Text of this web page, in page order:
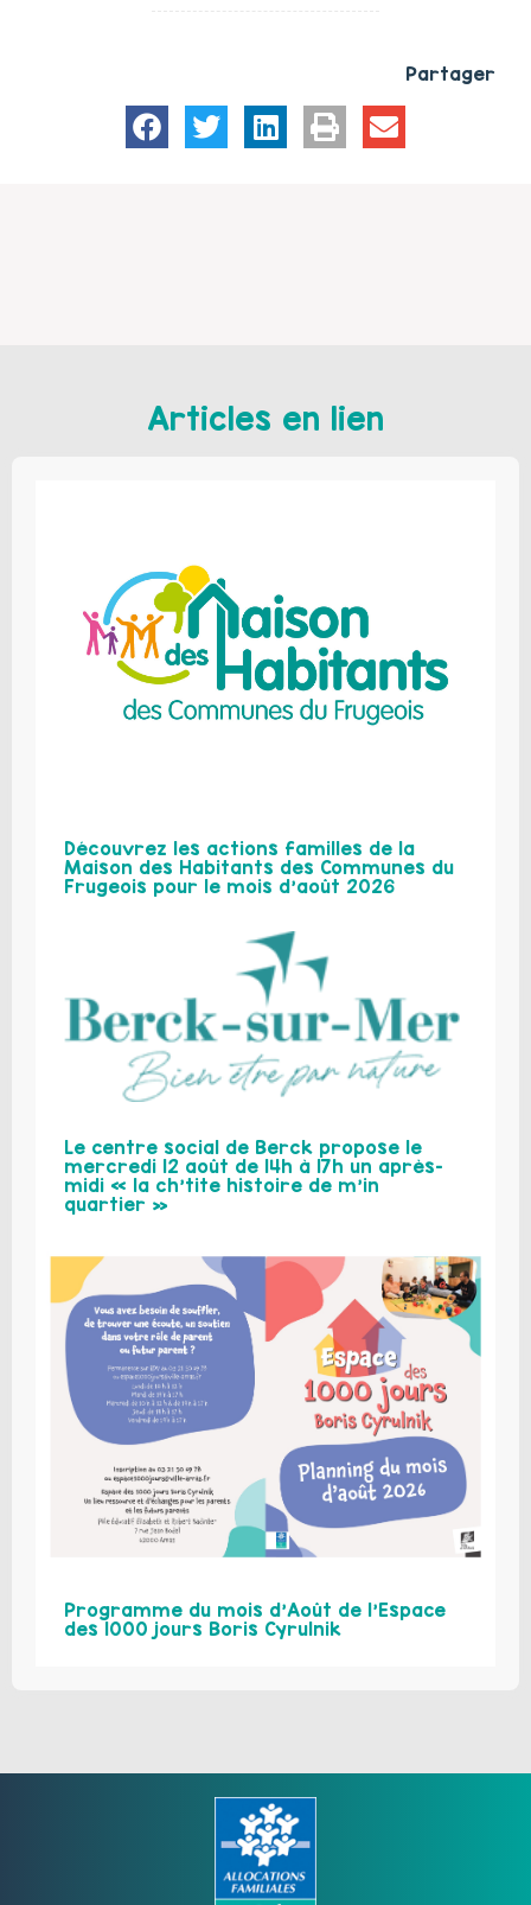
Partager
Articles en lien
Découvrez les actions familles de la
Maison des Habitants des Communes du
Frugeois pour le mois d’août 2026
Le centre social de Berck propose le
mercredi 12 août de 14h à 17h un après-
midi « la ch’tite histoire de m’in
quartier »
Programme du mois d’Août de l’Espace
des 1000 jours Boris Cyrulnik